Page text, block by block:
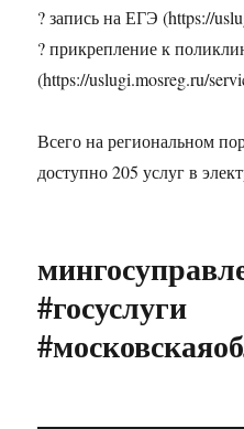
? запись на ЕГЭ (https://
? прикрепление к
(https://uslugi.mosreg.ru/
Всего на региональном
доступно 205 услуг в
#госуслуги